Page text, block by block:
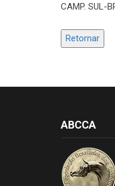
CAMP. SUL-
Retornar
ABCCA